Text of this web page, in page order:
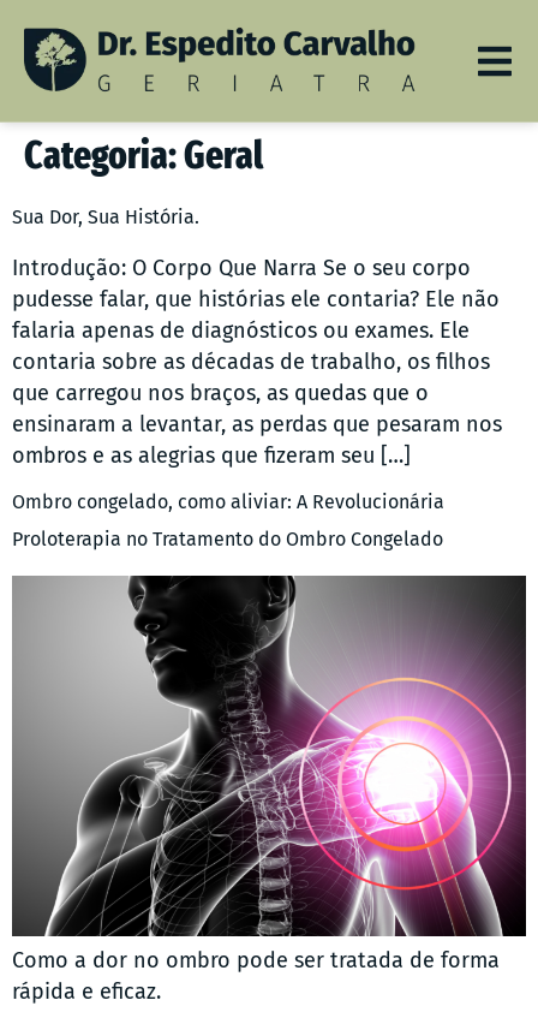
Categoria:Geral
Sua Dor, Sua História.
Introdução: O Corpo Que Narra Se o seu corpo
pudesse falar, que histórias ele contaria? Ele não
falaria apenas de diagnósticos ou exames. Ele
contaria sobre as décadas de trabalho, os filhos
que carregou nos braços, as quedas que o
ensinaram a levantar, as perdas que pesaram nos
ombros e as alegrias que fizeram seu […]
Ombro congelado, como aliviar: A Revolucionária
Proloterapia no Tratamento do Ombro Congelado
Como a dor no ombro pode ser tratada de forma
rápida e eficaz.